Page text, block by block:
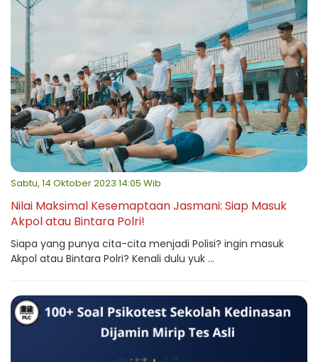
Sabtu, 14 Oktober 2023 14:05 Wib
Nilai Maksimal Kesemaptaan Jasmani: Siap Masuk
Akpol atau Bintara Polri!
Siapa yang punya cita-cita menjadi Polisi? ingin masuk
Akpol atau Bintara Polri? Kenali dulu yuk ...